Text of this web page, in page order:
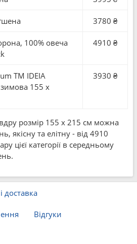
3780 ₴
100% овеча
4910 ₴
TM IDEIA
155 x
3930 ₴
розмір 155 x 215 см можна
якісну та елітну - від 4910
цієї категорії в середньому
доставка
Відгуки